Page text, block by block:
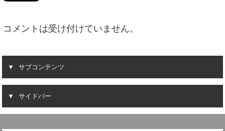
コメントは受け付けていません。
サブコンテンツ
サイドバー